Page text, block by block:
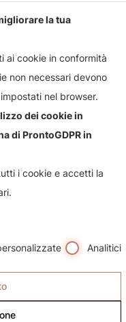
sul nostro negozio e i
più
la tua
ai cookie in conformità
non necessari devono
nel browser.
dei cookie in
di ProntoGDPR in
i cookie e accetti la
Analitici